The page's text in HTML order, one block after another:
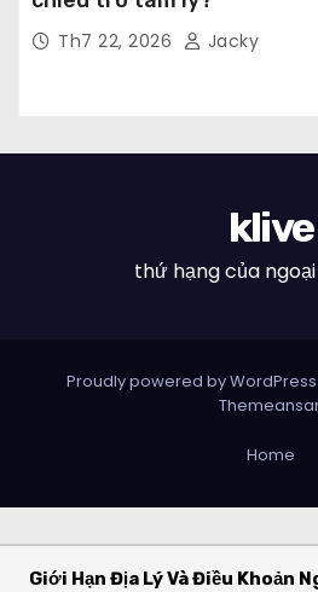
Th7 22, 2026 Jacky
klive
thứ hạng của
Proudly powered by WordPress
Home
Giới Hạn Địa Lý Và Điều Khoản